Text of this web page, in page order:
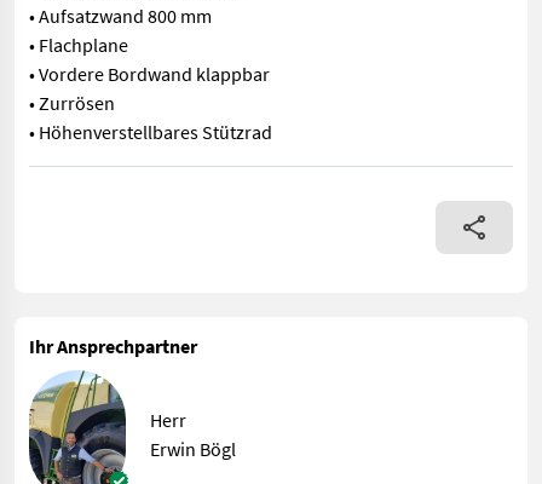
• Aufsatzwand 800 mm
• Flachplane
• Vordere Bordwand klappbar
• Zurrösen
• Höhenverstellbares Stützrad
• Einachs - Autoanhänger mit Auflaufbremse • Lademasse
Ihr Ansprechpartner
Herr
Erwin Bögl